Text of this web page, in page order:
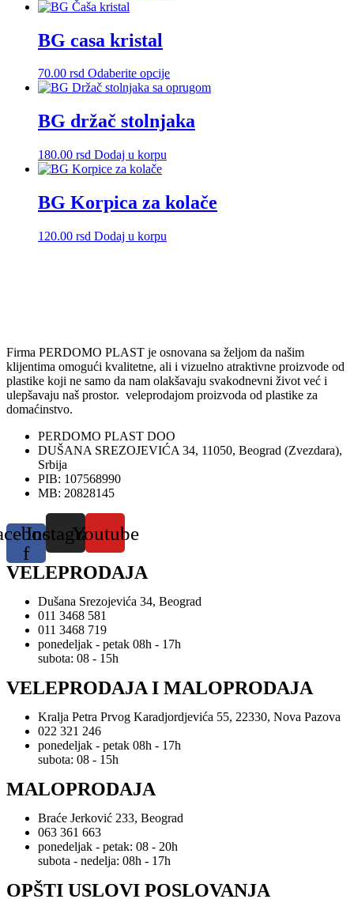
biti
na
stranici
BG casa kristal
70.00 rsd Odaberite opcijeOvaj
proizvod
više
varijanti.
na
stranici
BG držač stolnjaka
180.00 rsd Dodaj u korpu
BG Korpica za kolače
120.00 rsd Dodaj u korpu
Firma PERDOMO PLAST je osnovana sa željom da našim
klijentima omogući kvalitetne, ali i vizuelno atraktivne proizvode od
plastike koji ne samo da nam olakšavaju svakodnevni život već i
ulepšavaju naš prostor. veleprodajom proizvoda od plastike za
domaćinstvo.
PERDOMO PLAST DOO
DUŠANA SREZOJEVIĆA 34, 11050, Beograd (Zvezdara),
Srbija
PIB: 107568990
MB: 20828145
f
InstagramYoutube
VELEPRODAJA
Dušana Srezojevića 34, Beograd
011 3468 581
011 3468 719
ponedeljak - petak 08h - 17h
subota: 08 - 15h
VELEPRODAJA I MALOPRODAJA
Kralja Petra Prvog Karadjordjevića 55, 22330, Nova Pazova
022 321 246
ponedeljak - petak 08h - 17h
subota: 08 - 15h
MALOPRODAJA
Braće Jerković 233, Beograd
063 361 663
ponedeljak - petak: 08 - 20h
subota - nedelja: 08h - 17h
OPŠTI USLOVI POSLOVANJA